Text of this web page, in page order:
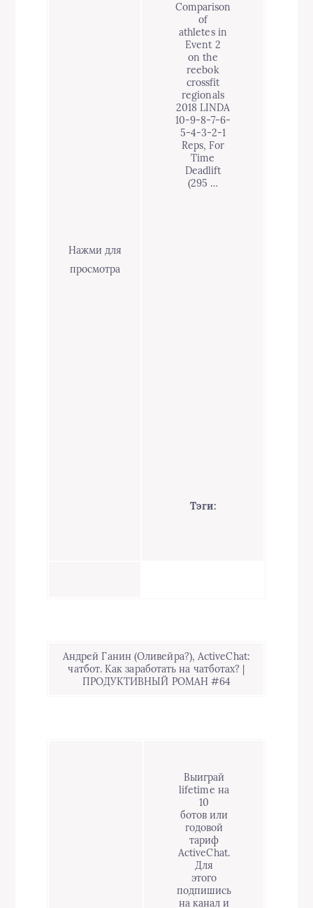
Нажми для
просмотра
Comparison
of
athletes in
Event 2
on the
reebok
crossfit
regionals
2018 LINDA
10-9-8-7-6-
5-4-3-2-1
Reps, For
Time
Deadlift
(295 …
Тэги:
Андрей Ганин (Оливейра?), ActiveChat:
чатбот. Как заработать на чатботах? |
ПРОДУКТИВНЫЙ РОМАН #64
Выиграй
lifetime на
10
ботов или
годовой
тариф
ActiveChat.
Для
этого
подпишись
на канал и